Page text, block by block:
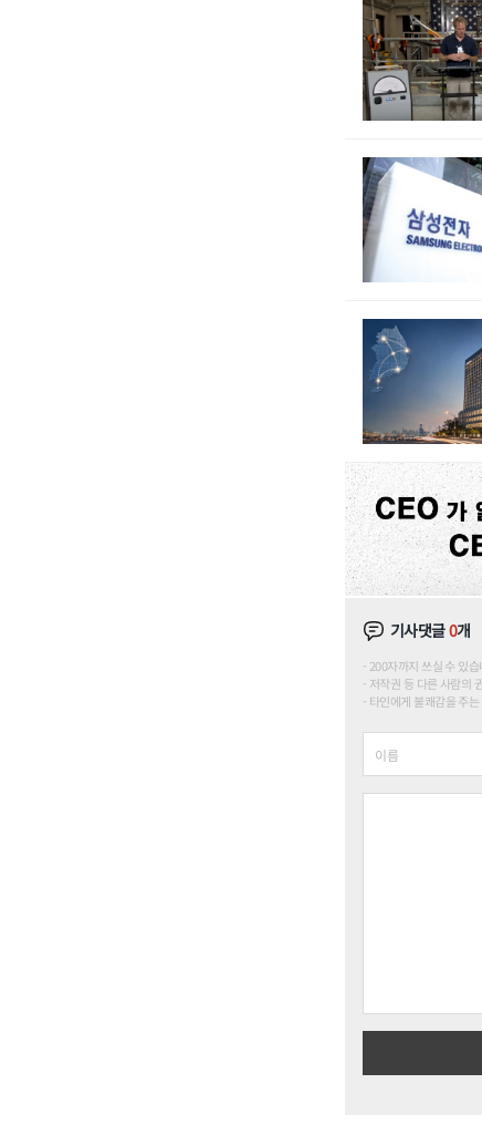
기사댓글0개
200자까지 쓰실 수 있
저작권 등 다른 사람의
타인에게 불쾌감을 주